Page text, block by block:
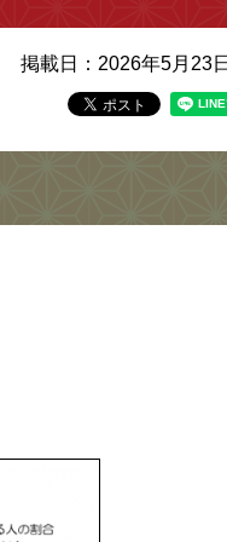
掲載日：2026年5月23